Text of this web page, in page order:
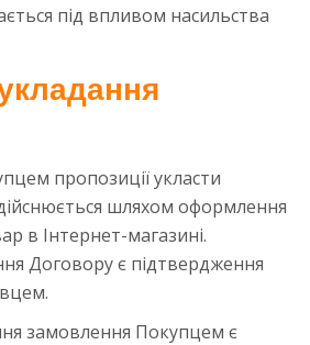
під впливом насильства
пропозиції укласти
шляхом оформлення
в Інтернет-магазині.
Договору є підтвердження
замовлення Покупцем є